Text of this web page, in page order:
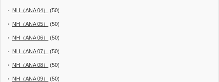
NH（ANA 04） (50)
NH（ANA 05） (50)
NH（ANA 06） (50)
NH（ANA 07） (50)
NH（ANA 08） (50)
NH（ANA 09） (50)